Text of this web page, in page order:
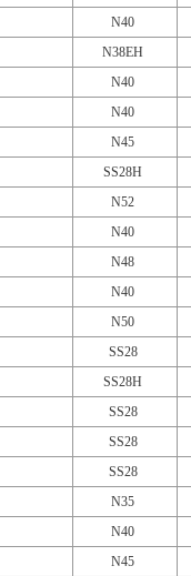
N40
N38EH
N40
N40
N45
SS28H
N52
N40
N48
N40
N50
SS28
SS28H
SS28
SS28
SS28
N35
N40
N45